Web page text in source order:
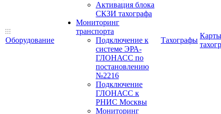
Оборудование
Активация блока
СКЗИ тахографа
Мониторинг
транспорта
Подключение к
системе ЭРА-
ГЛОНАСС по
постановлению
№2216
Подключение
ГЛОНАСС к
РНИС Москвы
Мониторинг
Тахографы
Карты